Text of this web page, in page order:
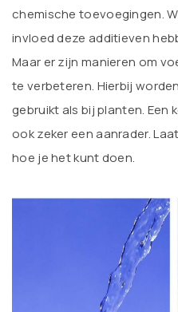
chemische toevoegingen.
invloed deze additieven
Maar er zijn manieren om
te verbeteren. Hierbij
gebruikt als bij planten. Een
ook zeker een aanrader.
hoe je het kunt doen.